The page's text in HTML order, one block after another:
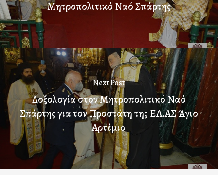
Μητροπολιτικό Ναό Σπάρτης
Next Post
Δοξολογία στον Μητροπολιτικό Ναό
Σπάρτης για τον Προστάτη της ΕΛ.ΑΣ Άγιο
Αρτέμιο